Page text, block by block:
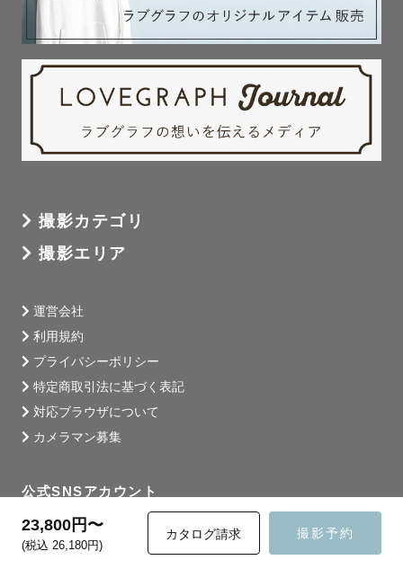
23,800円〜
(税込 26,180円)
カタログ請求 撮影予約
撮影カテゴリ
撮影エリア
運営会社
利用規約
プライバシーポリシー
特定商取引法に基づく表記
対応ブラウザについて
カメラマン募集
公式SNSアカウント
Instagram
X (旧: Twitter)